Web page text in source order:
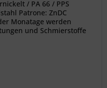
/ PA 66 / PPS
Patrone: ZnDC
Monatage werden
und Schmierstoffe